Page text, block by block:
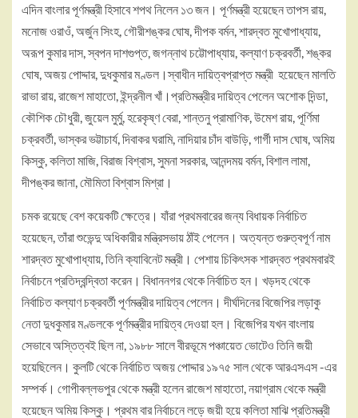
এদিন বাংলার পূর্ণমন্ত্রী হিসাবে শপথ নিলেন ১৩ জন। পূর্ণমন্ত্রী হয়েছেন তাপস রায়,
মনোজ ওরাওঁ, অর্জুন সিংহ, গৌরীশঙ্কর ঘোষ, দীপক বর্মন, শারদ্বত মুখোপাধ্যায়,
অরূপ কুমার দাস, স্বপন দাশগুপ্ত, জগন্নাথ চট্টোপাধ্যায়, কল্যাণ চক্রবর্তী, শঙ্কর
ঘোষ, অজয় পোদ্দার, দুধকুমার মণ্ডল।স্বাধীন দায়িত্বপ্রাপ্ত মন্ত্রী হয়েছেন মালতি
রাভা রায়, রাজেশ মাহাতো, ইন্দ্রনীল খাঁ।প্রতিমন্ত্রীর দায়িত্ব পেলেন অশোক দিন্ডা,
কৌশিক চৌধুরী, জুয়েল মুর্মু, হরেকৃষ্ণ বেরা, শান্তনু প্রামাণিক, উমেশ রায়, পূর্ণিমা
চক্রবর্তী, ভাস্কর ভট্টাচার্য, দিবাকর ঘরামি, নাদিয়ার চাঁদ বাউড়ি, গার্গী দাস ঘোষ, অমিয়
কিস্কু, কলিতা মাজি, বিরাজ বিশ্বাস, সুমনা সরকার, আনন্দময় বর্মন, বিশাল লামা,
দীপঙ্কর জানা, মৌমিতা বিশ্বাস মিশ্রা।
চমক রয়েছে বেশ কয়েকটি ক্ষেত্রে। যাঁরা প্রথমবারের জন্য বিধায়ক নির্বাচিত
হয়েছেন, তাঁরা শুভেন্দু অধিকারীর মন্ত্রিসভায় ঠাঁই পেলেন। অত্যন্ত গুরুত্বপূর্ণ নাম
শারদ্বত মুখোপাধ্যায়, তিনি ক্যাবিনেট মন্ত্রী। পেশায় চিকিৎসক শারদ্বত প্রথমবারই
নির্বাচনে প্রতিদ্বন্দ্বিতা করেন। বিধাননগর থেকে নির্বাচিত হন। খড়দহ থেকে
নির্বাচিত কল্যাণ চক্রবর্তী পূর্ণমন্ত্রীর দায়িত্ব পেলেন। দীর্ঘদিনের বিজেপির লড়াকু
নেতা দুধকুমার মণ্ডলকে পূর্ণমন্ত্রীর দায়িত্ব দেওয়া হল। বিজেপির যখন বাংলায়
সেভাবে অস্তিত্বই ছিল না, ১৯৮৮ সালে বীরভূমে পঞ্চায়েত ভোটেও তিনি জয়ী
হয়েছিলেন। কুলটি থেকে নির্বাচিত অজয় পোদ্দার ১৯৭৫ সাল থেকে আরএসএস -এর
সম্পর্ক। গোপীবল্লভপুর থেকে মন্ত্রী হলেন রাজেশ মাহাতো, নয়াগ্রাম থেকে মন্ত্রী
হয়েছেন অমিয় কিস্কু। প্রথম বার নির্বাচনে লড়ে জয়ী হয়ে কলিতা মাঝি প্রতিমন্ত্রী